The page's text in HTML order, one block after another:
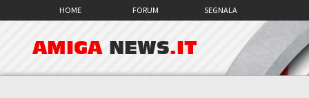
HOME FORUM SEGNALA
AMIGA NEWS.IT